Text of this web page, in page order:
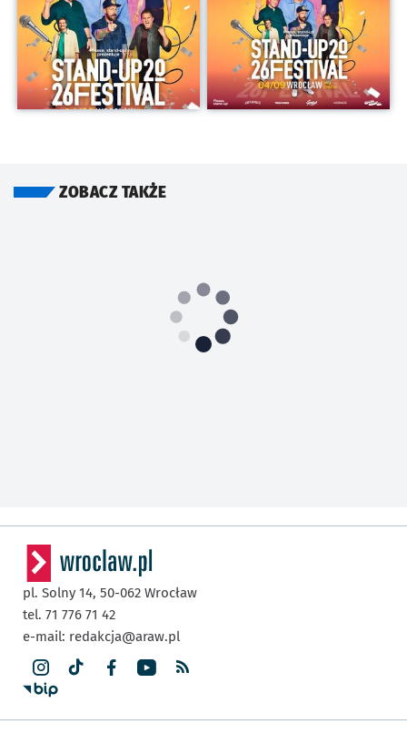
ZOBACZ TAKŻE
pl. Solny 14, 50-062 Wrocław
tel. 71 776 71 42
e-mail: redakcja@araw.pl